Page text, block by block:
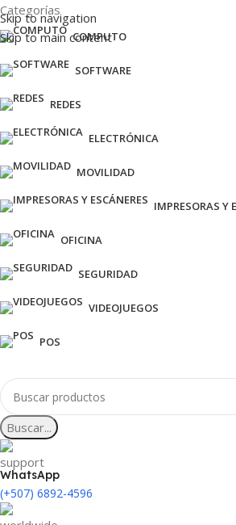
Skip to navigation
Skip to main content
Categorías
COMPUTO
SOFTWARE
REDES
ELECTRÓNICA
MOVILIDAD
IMPRESORAS Y
OFICINA
SEGURIDAD
VIDEOJUEGOS
POS
Buscar...
WhatsApp
(+507) 6892-4596